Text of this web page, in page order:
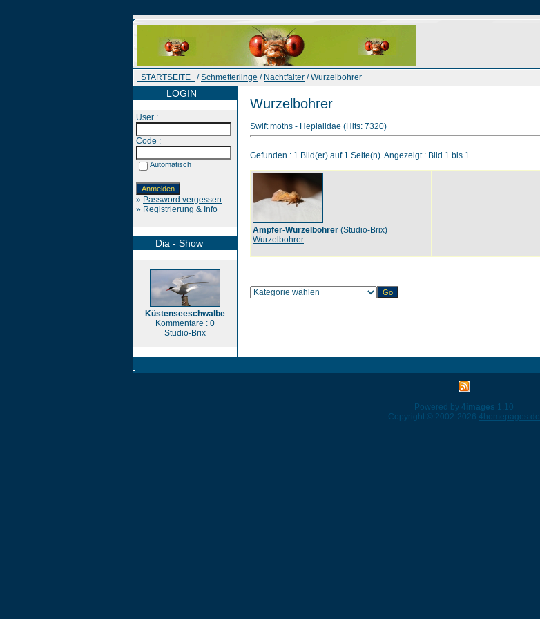
STARTSEITE /Schmetterlinge / Nachtfalter / Wurzelbohrer
LOGIN
User :
Code :
Automatisch
» Password vergessen
» Registrierung & Info
Dia - Show
Küstenseeschwalbe
Kommentare : 0
Studio-Brix
Wurzelbohrer
Swift moths - Hepialidae (Hits: 7320)
Gefunden : 1 Bild(er) auf 1 Seite(n). Angezeigt : Bild 1 bis 1.
Ampfer-Wurzelbohrer (Studio-Brix)
Wurzelbohrer
Powered by 4images 1.10
Copyright © 2002-2026 4homepages.de